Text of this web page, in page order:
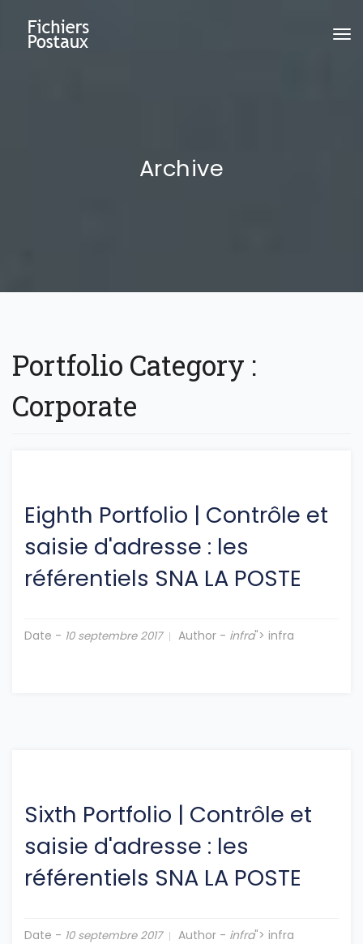
Archive
Portfolio Category :
Corporate
Eighth Portfolio | Contrôle et
saisie d'adresse : les
référentiels SNA LA POSTE
Date - 10 septembre 2017 Author - infra"> infra
Sixth Portfolio | Contrôle et
saisie d'adresse : les
référentiels SNA LA POSTE
Date - 10 septembre 2017 Author - infra"> infra